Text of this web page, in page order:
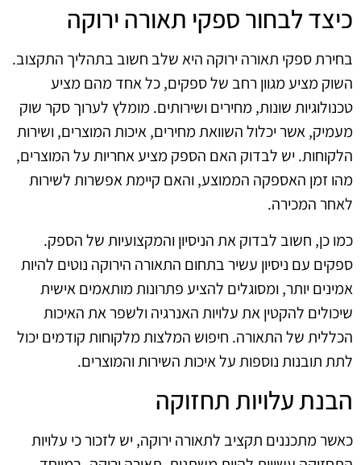
כיצד לבחור ספקי תאורה ירוקה
בחירת ספקי תאורה ירוקה היא שלב חשוב בתהליך התקצוב.
השוק מציע מגוון רחב של ספקים, כל אחד מהם מציע
טכנולוגיות שונות, מחירים ושירותים. מומלץ לערוך סקר שוק
מעמיק, אשר יכלול השוואת מחירים, איכות המוצרים, ושירות
הלקוחות. יש לבדוק האם הספק מציע אחריות על המוצרים,
מהו זמן האספקה הממוצע, והאם קיימת אפשרות לשירות
לאחר המכירה.
כמו כן, חשוב לבדוק את הניסיון והמקצועיות של הספק.
ספקים עם ניסיון עשיר בתחום התאורה הירוקה נוטים להיות
אמינים יותר, ומסוגלים להציע פתרונות מותאמים אישית
שיכולים להקטין את עלויות האנרגיה ולשפר את האיכות
הכללית של התאורה. חיפוש המלצות מלקוחות קודמים יכול
לתת תובנות נוספות על איכות השירות והמוצרים.
הבנת עלויות תחזוקה
כאשר מתכננים תקציב לתאורה ירוקה, יש לזכור כי עלויות